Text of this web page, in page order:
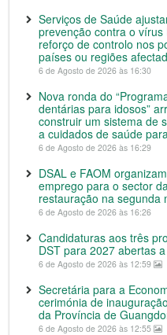
Serviços de Saúde
prevenção contra o
reforço de controlo nos
países ou regiões
6 de Agosto de 2026 às 16:30
Nova ronda do
dentárias para idosos”
construir um sistema de
a cuidados de saúde
6 de Agosto de 2026 às 16:29
DSAL e FAOM
emprego para o sector
restauração na segunda
6 de Agosto de 2026 às 16:26
Candidaturas aos três
DST para 2027 abertas
6 de Agosto de 2026 às 12:59
Secretária para a
cerimónia de
da Província de
6 de Agosto de 2026 às 12:55